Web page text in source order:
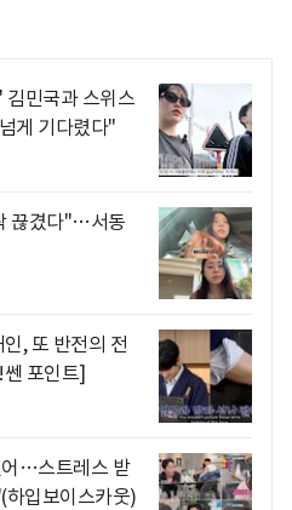
김민국과 스위스
게 기다렸다"
끊겼다"…서동
, 또 반전의 전
포인트]
어…스트레스 받
하입보이스카웃)